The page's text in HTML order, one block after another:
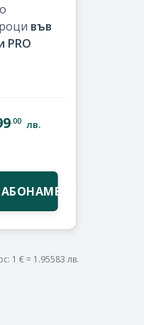
във
PRO
.00 лв.
АБОНАМЕНТ
1 € = 1.95583 лв.